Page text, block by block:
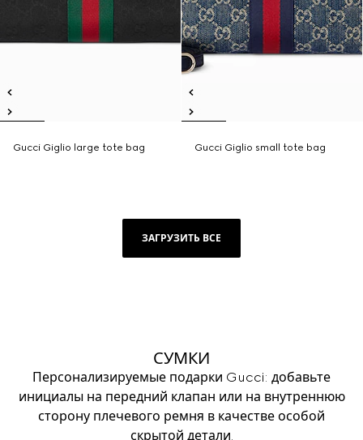
Gucci Giglio large tote bag Gucci Giglio small tote bag
ЗАГРУЗИТЬ ВСЕ
СУМКИ
Персонализируемые подарки Gucci: добавьте
инициалы на передний клапан или на внутреннюю
сторону плечевого ремня в качестве особой
скрытой детали.